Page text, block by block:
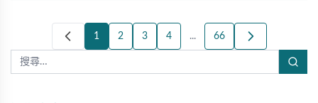
1 2 3 4 ... 66